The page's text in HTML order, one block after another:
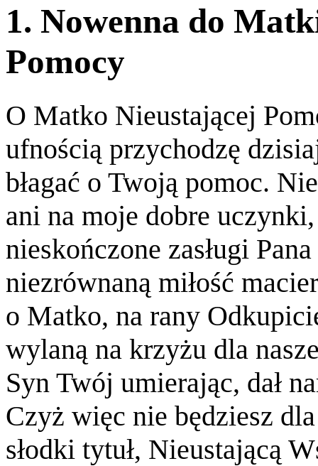
1. Nowenna do
Pomocy
O Matko Nieustającej
ufnością przychodzę
błagać o Twoją pomoc.
ani na moje dobre
nieskończone zasługi
niezrównaną miłość
o Matko, na rany
wylaną na krzyżu dla
Syn Twój umierając, dał
Czyż więc nie będziesz
słodki tytuł, Nieustającą